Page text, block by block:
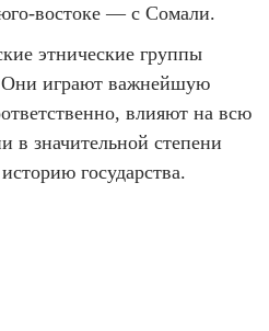
востоке — с Сомали.
этнические группы
играют важнейшую
влияют на всю
в значительной степени
государства.